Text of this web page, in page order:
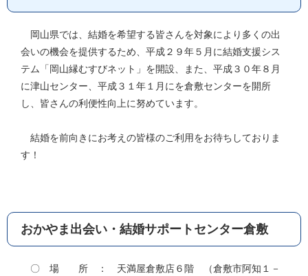
岡山県では、結婚を希望する皆さんを対象により多くの出
会いの機会を提供するため、平成２９年５月に結婚支援シス
テム「岡山縁むすびネット」を開設、また、平成３０年８月
に津山センター、平成３１年１月にを倉敷センターを開所
し、皆さんの利便性向上に努めています。
結婚を前向きにお考えの皆様のご利用をお待ちしておりま
す！
おかやま出会い・結婚サポートセンター倉敷
〇 場 所 ： 天満屋倉敷店６階 （倉敷市阿知１－